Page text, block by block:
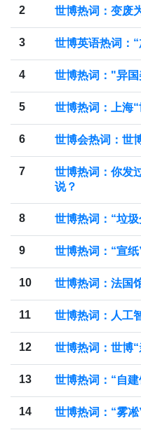
2 世博热词：变废
3 世博英语热词：
4 世博热词："异
5 世博热词：上海
6 世博会热词：世
7
世博热词：你发
说？
8 世博热词：“垃
9 世博热词：“宣
10 世博热词：法国
11 世博热词：人工
12 世博热词：世博
13 世博热词：“自
14 世博热词：“雾